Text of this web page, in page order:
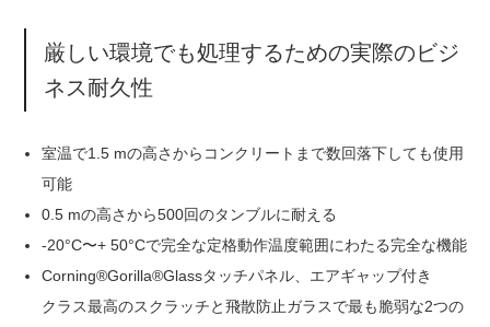
厳しい環境でも処理するための実際のビジ
ネス耐久性
室温で1.5 mの高さからコンクリートまで数回落下しても使用
可能
0.5 mの高さから500回のタンブルに耐える
-20°C〜+ 50°Cで完全な定格動作温度範囲にわたる完全な機能
Corning®Gorilla®Glassタッチパネル、エアギャップ付き
クラス最高のスクラッチと飛散防止ガラスで最も脆弱な2つの